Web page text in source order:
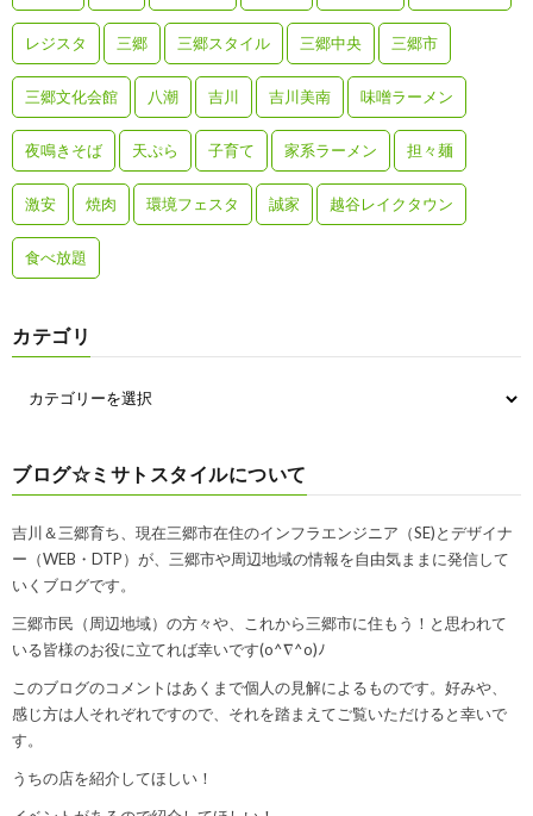
レジスタ 三郷 三郷スタイル 三郷中央 三郷市
三郷文化会館 八潮 吉川 吉川美南 味噌ラーメン
夜鳴きそば 天ぷら 子育て 家系ラーメン 担々麺
激安 焼肉 環境フェスタ 誠家 越谷レイクタウン
食べ放題
カテゴリ
ブログ☆ミサトスタイルについて
吉川＆三郷育ち、現在三郷市在住のインフラエンジニア（SE)とデザイナ
ー（WEB・DTP）が、三郷市や周辺地域の情報を自由気ままに発信して
いくブログです。
三郷市民（周辺地域）の方々や、これから三郷市に住もう！と思われて
いる皆様のお役に立てれば幸いです(o^∇^o)ﾉ
このブログのコメントはあくまで個人の見解によるものです。好みや、
感じ方は人それぞれですので、それを踏まえてご覧いただけると幸いで
す。
うちの店を紹介してほしい！